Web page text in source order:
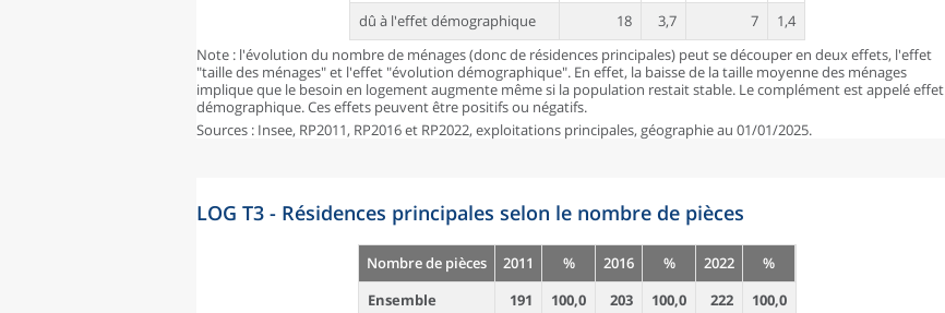
dû à l'effet démographique
18 3,7 7
1,4
Note : l'évolution du nombre de ménages (donc de résidences principales) peut se découper en deux effets, l'effet
"taille des ménages" et l'effet "évolution démographique". En effet, la baisse de la taille moyenne des ménages
implique que le besoin en logement augmente même si la population restait stable. Le complément est appelé effet
démographique. Ces effets peuvent être positifs ou négatifs.
Sources : Insee, RP2011, RP2016 et RP2022, exploitations principales, géographie au 01/01/2025.
LOG T3 - Résidences principales selon le nombre de pièces
Nombre de pièces 2011 % 2016 % 2022
%
Ensemble
191 100,0 203 100,0 222
100,0